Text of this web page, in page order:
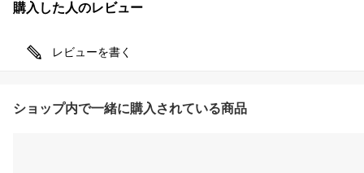
購入した人のレビュー
レビューを書く
ショップ内で一緒に購入されている商品